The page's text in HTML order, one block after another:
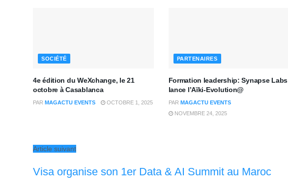
SOCIÉTÉ
4e édition du WeXchange, le 21
octobre à Casablanca
PAR MAGACTU EVENTS OCTOBRE 1, 2025
PARTENAIRES
Formation leadership: Synapse Labs
lance l’Aïki-Evolution@
PAR MAGACTU EVENTS
NOVEMBRE 24, 2025
Article suivant
Visa organise son 1er Data & AI Summit au Maroc